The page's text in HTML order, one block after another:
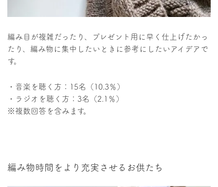
編み目が複雑だったり、プレゼント用に早く仕上げたかっ
たり、編み物に集中したいときに参考にしたいアイデアで
す。
・音楽を聴く方：15名（10.3％）
・ラジオを聴く方：3名（2.1％）
※複数回答を含みます。
編み物時間をより充実させるお供たち